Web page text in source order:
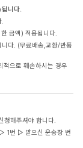
니다.
금액) 적용됩니다.
다. (무료배송,교환/반품
적으로 훼손하시는 경우
청해주셔야 합니다.
1번 ▷ 받으신 운송장 번